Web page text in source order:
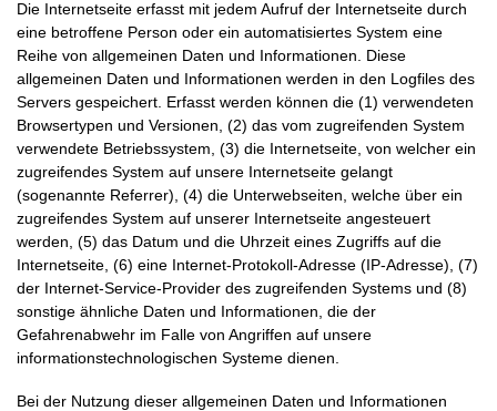
Die Internetseite erfasst mit jedem Aufruf der Internetseite durch
eine betroffene Person oder ein automatisiertes System eine
Reihe von allgemeinen Daten und Informationen. Diese
allgemeinen Daten und Informationen werden in den Logfiles des
Servers gespeichert. Erfasst werden können die (1) verwendeten
Browsertypen und Versionen, (2) das vom zugreifenden System
verwendete Betriebssystem, (3) die Internetseite, von welcher ein
zugreifendes System auf unsere Internetseite gelangt
(sogenannte Referrer), (4) die Unterwebseiten, welche über ein
zugreifendes System auf unserer Internetseite angesteuert
werden, (5) das Datum und die Uhrzeit eines Zugriffs auf die
Internetseite, (6) eine Internet-Protokoll-Adresse (IP-Adresse), (7)
der Internet-Service-Provider des zugreifenden Systems und (8)
sonstige ähnliche Daten und Informationen, die der
Gefahrenabwehr im Falle von Angriffen auf unsere
informationstechnologischen Systeme dienen.
Bei der Nutzung dieser allgemeinen Daten und Informationen